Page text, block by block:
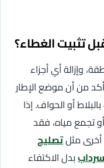
تثبيت الغطاء؟
وإزالة أي أجزاء
من أن موضع الإطار
أو الحواف. إذا
تجمع مياه، فقد
أخرى مثلتصليح
بدل الاكتفاء